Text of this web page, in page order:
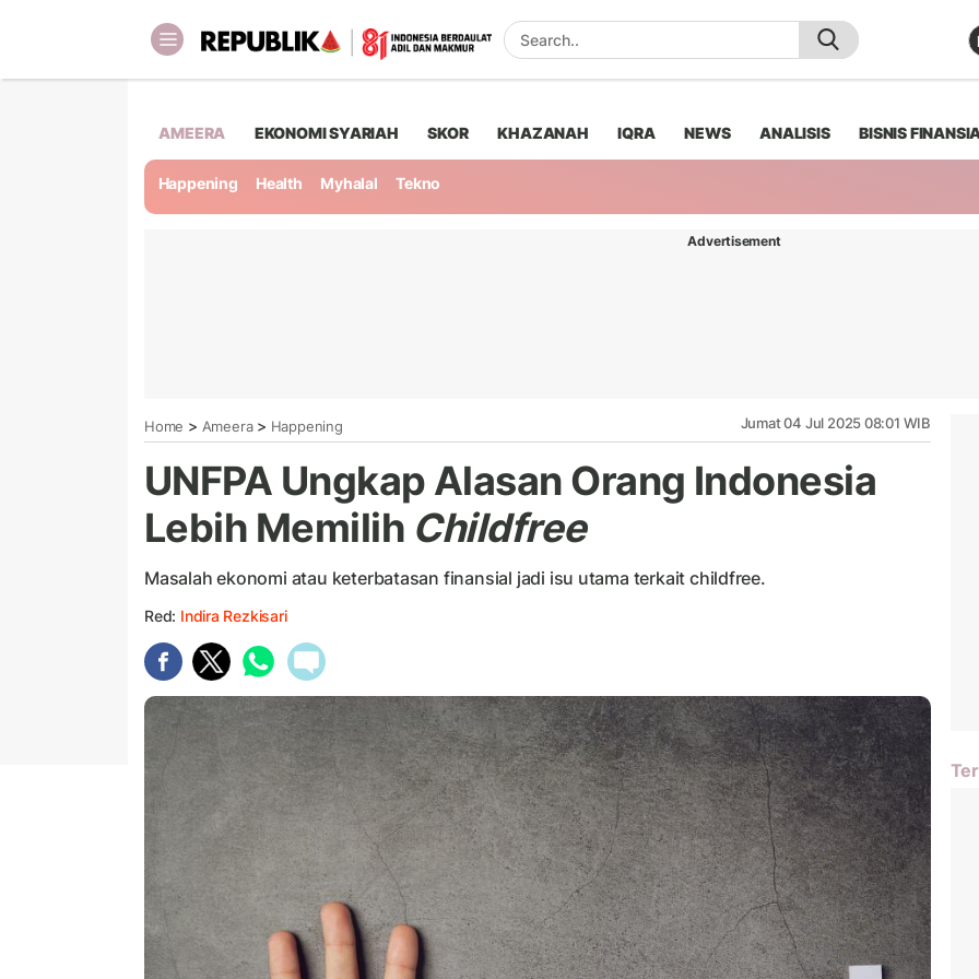
AMEERA EKONOMI SYARIAH SKOR KHAZANAH IQRA NEWS ANALISIS BISNIS
Happening Health Myhalal Tekno
Advertisement
Home > Ameera> Happening Jumat 04 Jul 2025 08:01 WIB
UNFPA Ungkap Alasan Orang Indonesia
Lebih Memilih Childfree
Masalah ekonomi atau keterbatasan finansial jadi isu utama terkait childfree.
Red: Indira Rezkisari